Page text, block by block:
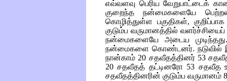
எவ்வளவு பெரிய வேறுபாட்டைக்
குறைந்த நன்மைகளையே
கொழித்துள்ள பகுதிகள்,
குடும்ப வருமானத்தில்
நன்மைகளையே அடைய
நன்மைகளை கொண்டனர். நடுவில்
நான்காம் 20 சதவீதத்தினர் 53
20 சதவீதத் தட்டினரோ 53 சதவீத
சதவீதத்தினரின் குடும்ப வருமானம்